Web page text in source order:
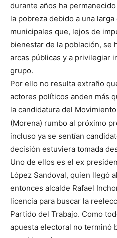
durante años ha
la pobreza debido a una
municipales que, lejos de
bienestar de la población, se
arcas públicas y a privilegiar
grupo.
Por ello no resulta extraño
actores políticos anden más
la candidatura del
(Morena) rumbo al próximo
incluso ya se sentían
decisión estuviera tomada
Uno de ellos es el ex
López Sandoval, quien llegó
entonces alcalde Rafael
licencia para buscar la
Partido del Trabajo. Como
apuesta electoral no terminó